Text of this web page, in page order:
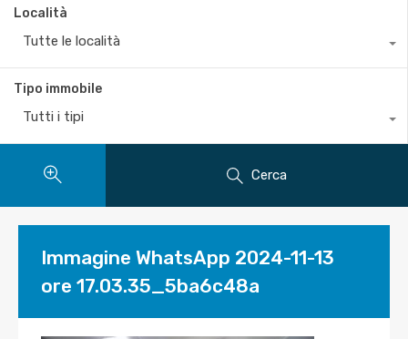
Località
Tutte le località
Tipo immobile
Tutti i tipi
Cerca
Immagine WhatsApp 2024-11-13
ore 17.03.35_5ba6c48a